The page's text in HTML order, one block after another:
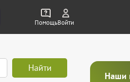
ПомощьВойти
Наши
Найти